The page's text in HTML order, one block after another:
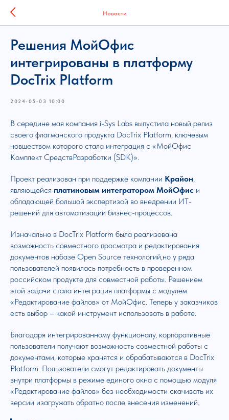
Новости
Решения МойОфис
интегрированы в платформу
DocTrix Platform
2024-05-03 10:00
В середине мая компания i-Sys Labs выпустила новый релиз
своего флагманского продукта DocTrix Platform, ключевым
новшеством которого стала интеграция с «МойОфис
Комплект СредствРазработки (SDK)».
Проект реализован при поддержке компании Крайон,
являющейся платиновым интегратором МойОфис и
обладающей большой экспертизой во внедрении ИТ-
решений для автоматизации бизнес-процессов.
Изначально в DocTrix Platform была реализована
возможность совместного просмотра и редактирования
документов набазе Open Source технологий,но у ряда
пользователей появилась потребность в проверенном
российском продукте для совместной работы. Решением
этой задачи стала интеграция платформы с модулем
«Редактирование файлов» от МойОфис. Теперь у заказчиков
есть выбор – какой инструмент использовать в работе.
Благодаря интегрированному функционалу, корпоративные
пользователи получают возможность совместной работы с
документами, которые хранятся и обрабатываются в DocTrix
Platform. Пользователи смогут редактировать документы
внутри платформы в режиме единого окна с помощью модуля
«Редактирование файлов» без необходимости скачивать их
версии изагружать обратно после внесения изменений.